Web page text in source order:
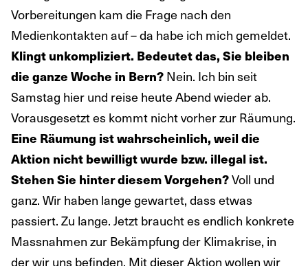
Vorbereitungen kam die Frage nach den
Medienkontakten auf – da habe ich mich gemeldet.
Klingt unkompliziert. Bedeutet das, Sie bleiben
die ganze Woche in Bern? Nein. Ich bin seit
Samstag hier und reise heute Abend wieder ab.
Vorausgesetzt es kommt nicht vorher zur Räumung.
Eine Räumung ist wahrscheinlich, weil die
Aktion nicht bewilligt wurde bzw. illegal ist.
Stehen Sie hinter diesem Vorgehen?Voll und
ganz. Wir haben lange gewartet, dass etwas
passiert. Zu lange. Jetzt braucht es endlich konkrete
Massnahmen zur Bekämpfung der Klimakrise, in
der wir uns befinden. Mit dieser Aktion wollen wir